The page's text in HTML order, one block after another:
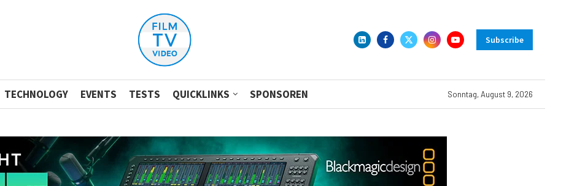
Subscribe
TECHNOLOGY EVENTS TESTS QUICKLINKS SPONSOREN Sonntag, August 9, 2026